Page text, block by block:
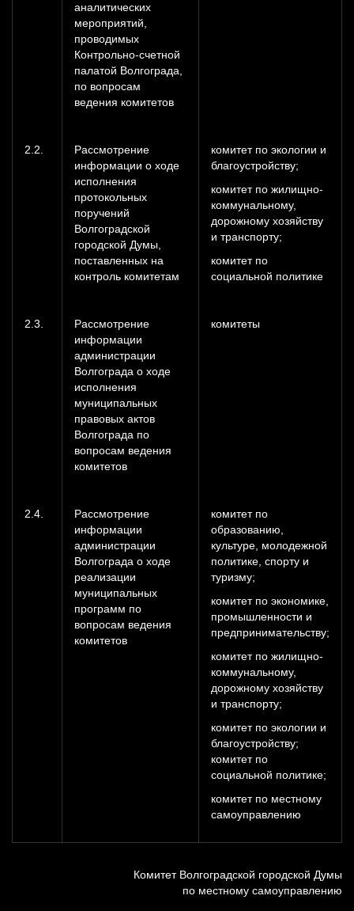
аналитических
мероприятий,
проводимых
Контрольно-счетной
палатой Волгограда,
по вопросам
ведения комитетов
2.2.
Рассмотрение
информации о ходе
исполнения
протокольных
поручений
Волгоградской
городской Думы,
поставленных на
контроль комитетам
комитет по экологии и
благоустройству;
комитет по жилищно-
коммунальному,
дорожному хозяйству
и транспорту;
комитет по
социальной политике
2.3.
Рассмотрение
информации
администрации
Волгограда о ходе
исполнения
муниципальных
правовых актов
Волгограда по
вопросам ведения
комитетов
комитеты
2.4.
Рассмотрение
информации
администрации
Волгограда о ходе
реализации
муниципальных
программ по
вопросам ведения
комитетов
комитет по
образованию,
культуре, молодежной
политике, спорту и
туризму;
комитет по экономике,
промышленности и
предпринимательству;
комитет по жилищно-
коммунальному,
дорожному хозяйству
и транспорту;
комитет по экологии и
благоустройству;
комитет по
социальной политике;
комитет по местному
самоуправлению
Комитет Волгоградской городской Думы
по местному самоуправлению